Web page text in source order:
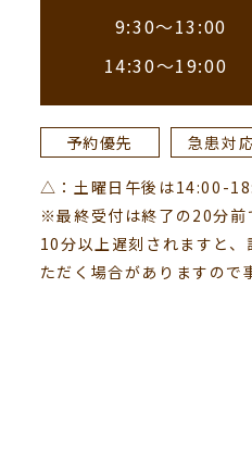
9:30～13:00
14:30～19:00
予約優先 急患対
△：土曜日午後は14:00-
※最終受付は終了の20分前
10分以上遅刻されますと
ただく場合がありますので